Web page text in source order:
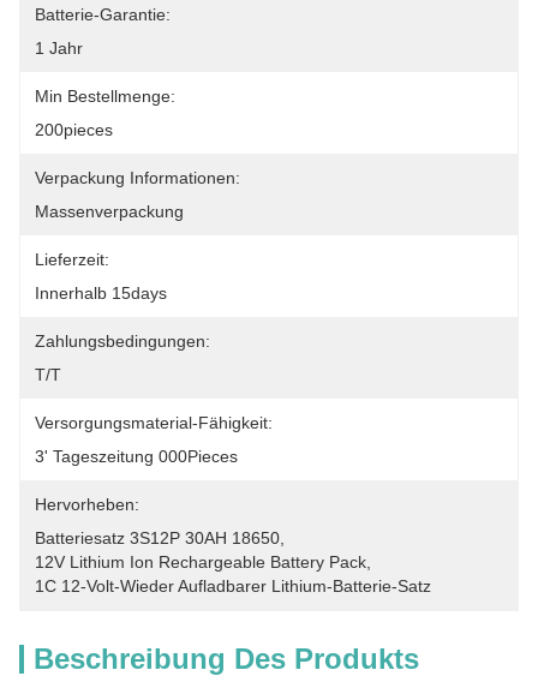
Batterie-Garantie:
1 Jahr
Min Bestellmenge:
200pieces
Verpackung Informationen:
Massenverpackung
Lieferzeit:
Innerhalb 15days
Zahlungsbedingungen:
T/T
Versorgungsmaterial-Fähigkeit:
3' Tageszeitung 000Pieces
Hervorheben:
Batteriesatz 3S12P 30AH 18650
12V Lithium Ion Rechargeable Battery Pack
1C 12-Volt-Wieder Aufladbarer Lithium-Batterie-Satz
Beschreibung Des Produkts